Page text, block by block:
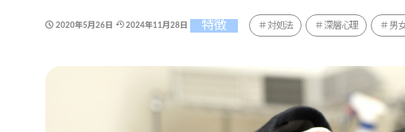
2020年5月26日 2024年11月28日 特徴 対処法 深層心理 男